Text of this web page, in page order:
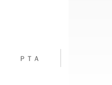
ＰＴＡ